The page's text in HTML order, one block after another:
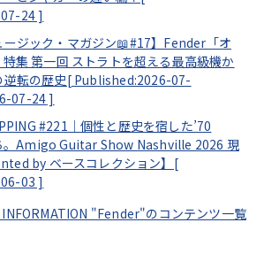
24 ]
ージック・マガジン📖#17】Fender「オ
集 第一回 ストラトを超える最高級機か
転の歴史[ Published:2026-07-
07-24 ]
#221｜個性と歴史を宿した’70
。Amigo Guitar Show Nashville 2026 現
by ベースコレクション】[
03 ]
"Fender"のコンテンツ一覧